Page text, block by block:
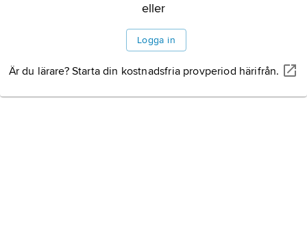
eller
Logga in
Är du lärare? Starta din kostnadsfria provperiod härifrån.